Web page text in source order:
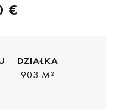
€
DZIAŁKA
903 M²